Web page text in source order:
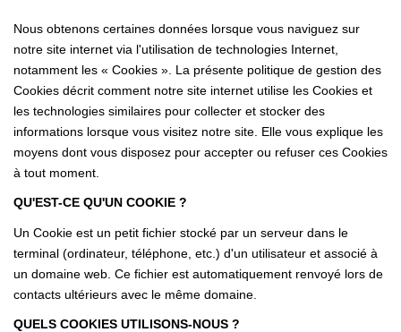
LOCATIONS
ESTIMATION
Présentation
Notre Équipe
Nos Services
Recrutement
Nous obtenons certaines données lorsque vous naviguez sur
notre site internet via l'utilisation de technologies Internet,
notamment les « Cookies ». La présente politique de gestion des
Cookies décrit comment notre site internet utilise les Cookies et
les technologies similaires pour collecter et stocker des
informations lorsque vous visitez notre site. Elle vous explique les
moyens dont vous disposez pour accepter ou refuser ces Cookies
à tout moment.
QU'EST-CE QU'UN COOKIE ?
Un Cookie est un petit fichier stocké par un serveur dans le
terminal (ordinateur, téléphone, etc.) d'un utilisateur et associé à
un domaine web. Ce fichier est automatiquement renvoyé lors de
contacts ultérieurs avec le même domaine.
QUELS COOKIES UTILISONS-NOUS ?